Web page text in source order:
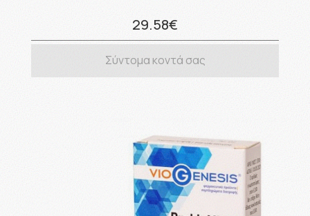
29.58€
Σύντομα κοντά σας